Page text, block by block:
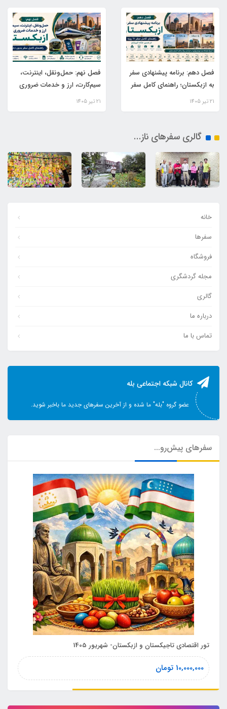
خانه
سفرها
فروشگاه
مجله گردشگری
گالری
درباره ما
تماس با ما
کانال شبکه اجتماعی بله
عضو گروه "بله" ما شده و از آخرین سفرهای جدید ما باخبر شوید.
سفرهای پیش‌رو...
تور اقتصادی تاجیکستان و ازبکستان- شهریور 1405
10,000,000 تومان
فصل دهم: برنامه پیشنهادی سفر
به ازبکستان؛ راهنمای کامل سفر
۱۱ روزه در مسیر جاده ابریشم
21 تير 1405
فصل نهم: حمل‌ونقل، اینترنت،
سیم‌کارت، ارز و خدمات ضروری
در ازبکستان؛ راهنمای کامل سفر
21 تير 1405
گالری سفرهای ناز...